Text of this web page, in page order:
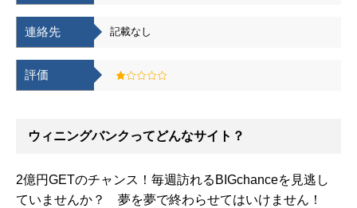
連絡先 記載なし
評価
ウィニングバンクってどんなサイト？
2億円GETのチャンス！毎週訪れるBIGchanceを見逃し
ていませんか？ 夢を夢で終わらせてはいけません！